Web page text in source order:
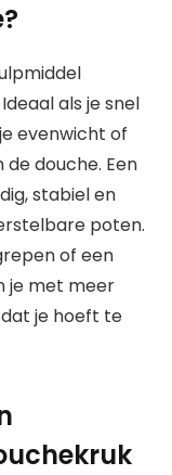
als je snel
evenwicht of
douche. Een
stabiel en
poten.
of een
je met meer
je hoeft te